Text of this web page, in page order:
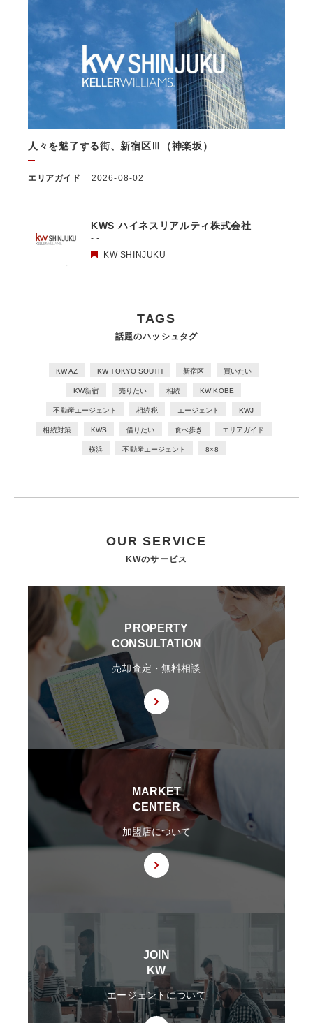
5.3 当社は、第三者から個人情報の提供を受けるに際しては、個人情報保
護委員会規則で定めるところにより、次に掲げる事項の確認を行います。
ただし、当該第三者による当該個人情報の提供が第4.1項各号のいずれか
に該当する場合又は第8.1項各号のいずれかに該当する場合を除きます。
(1) 当該第三者の氏名又は名称及び住所、並びに法人の場合はその代表者
（法人でない団体で代表者又は管理人の定めのあるものの場合は、その代
表者又は管理人）の氏名
(2) 当該第三者による当該個人情報の取得の経緯
6. 個人情報の安全管理
個人情報の安全管理が図られるよう、当社の従業員に対し、必要かつ適切
かつ適切な監督を行います。当社の保有個人データに関する具体的な安全
個人データの適正な取扱いの確保のため、「関係法令・ガイドライン等の
遵守」、「質問及び苦情処理の窓口」等についての基本方針として、本プ
ライバシーポリシーを策定
し、法や取扱規程に違反している事実又は兆候を把握した場合の責任者へ
2）個人データの取扱状況について、定期的に自己点検を実施するととも
に、他部署や外部の者による監査を実施
人的安全管理措置
1）個人データの取扱いに関する留意事項について、従業者に定期的な研
物理的安全管理措置
2）個人データを取り扱う機器、電子媒体及び書類等の盗難又は紛失等を
防止するための措置を講じるとともに、事業所内の移動を含め、当該機
を実施
技術的安全管理措置
1）アクセス制御を実施して、担当者及び取り扱う個人情報データベース
等の範囲を限定
2）個人データを取り扱う情報システムを外部からの不正アクセス又は不
正ソフトウェアから保護する仕組みを導入
外的環境の把握
個人データを保管しているA国における個人情報の保護に関する制度を把
握した上で安全管理措置を実施
7. 漏洩時の報告等
当社は、当社の取り扱う個人情報の漏洩、滅失、毀損等の事態が生じた場
合において、個人情報保護法の定めに基づき個人情報保護委員会への報告
及び本人への通知を要する場合には、かかる報告及び通知を行います。
8. 第三者提供
8.1 当社は、第4.1項各号のいずれかに該当する場合を除くほか、あらかじ
め本人の同意を得ないで、個人情報を第三者に提供しません。但し、次に
掲げる場合は上記に定める第三者への提供には該当しません。
(1) 利用目的の達成に必要な範囲内において個人情報の取扱いの全部又は
一部を委託することに伴って個人情報を提供する場合
(2) 合併その他の事由による事業の承継に伴って個人情報が提供される場
委員会規則で指定される国を除きます。）にある第三者（個人情報保護法
第28条に基づき個人情報保護委員会規則で指定される基準に適合する体制
を整備している者を除きます。）に個人情報を提供する場合には、あらか
じめ外国にある第三者への提供を認める旨の本人の同意を得るものとしま
す。
人々を魅了する街、新宿区Ⅲ（神楽坂）
エリアガイド 2026-08-02
KWS ハイネスリアルティ株式会社
- -
KW SHINJUKU
TAGS
話題のハッシュタグ
KW AZ KW TOKYO SOUTH 新宿区 買いたい
KW新宿 売りたい 相続 KW KOBE
不動産エージェント 相続税 エージェント KWJ
相続対策 KWS 借りたい 食べ歩き エリアガイド
横浜 不動産エージェント 8×8
OUR SERVICE
KWのサービス
PROPERTY
CONSULTATION
売却査定・無料相談
MARKET
CENTER
加盟店について
JOIN
KW
エージェントについて